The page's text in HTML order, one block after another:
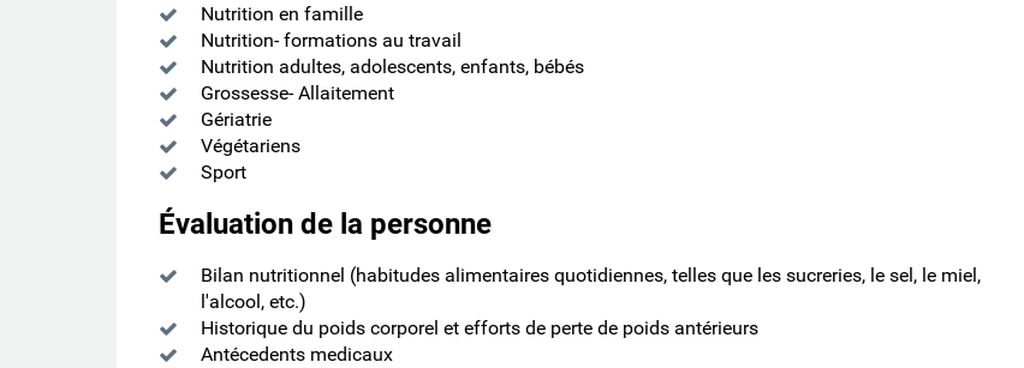
Nutrition en famille
Nutrition- formations au travail
Nutrition adultes, adolescents, enfants, bébés
Grossesse- Allaitement
Gériatrie
Végétariens
Sport
Évaluation de la personne
Bilan nutritionnel (habitudes alimentaires quotidiennes, telles que les sucreries, le sel, le miel,
l'alcool, etc.)
Historique du poids corporel et efforts de perte de poids antérieurs
Antécedents medicaux